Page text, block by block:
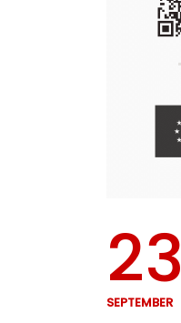
23
SEPTEMBER